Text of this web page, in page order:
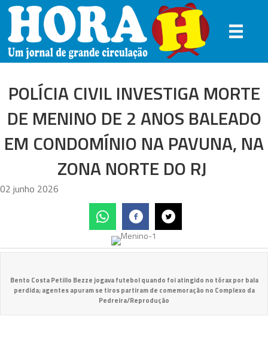
POLÍCIA CIVIL INVESTIGA MORTE
DE MENINO DE 2 ANOS BALEADO
EM CONDOMÍNIO NA PAVUNA, NA
ZONA NORTE DO RJ
02 junho 2026
Bento Costa Petillo Bezze jogava futebol quando foi atingido no tórax por bala
perdida; agentes apuram se tiros partiram de comemoração no Complexo da
Pedreira/Reprodução